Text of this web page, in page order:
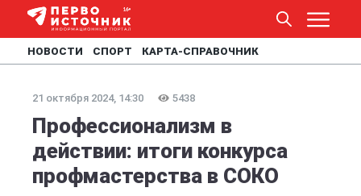
НОВОСТИ СПОРТ КАРТА-СПРАВОЧНИК
21 октября 2024, 14:30 5438
Профессионализм в
действии: итоги конкурса
профмастерства в СОКО